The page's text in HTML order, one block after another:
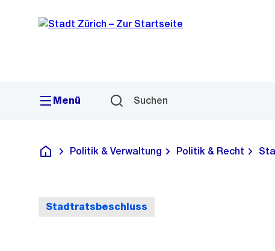
Navigation
Sprunglink
Menü Suchen
Deutsch
Politik & Verwaltung Politik & Recht
Stadtratsbeschluss